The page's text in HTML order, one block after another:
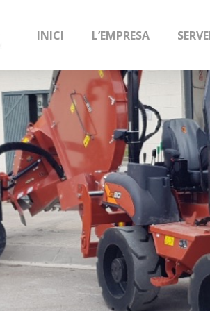
INICI L’EMPRESA